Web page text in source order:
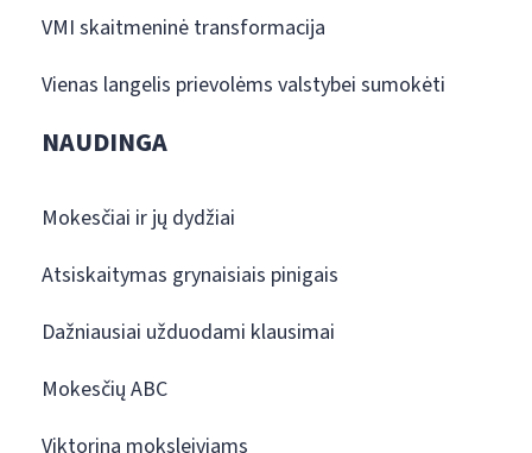
VMI skaitmeninė transformacija
Vienas langelis prievolėms valstybei sumokėti
NAUDINGA
Mokesčiai ir jų dydžiai
Atsiskaitymas grynaisiais pinigais
Dažniausiai užduodami klausimai
Mokesčių ABC
Viktorina moksleiviams